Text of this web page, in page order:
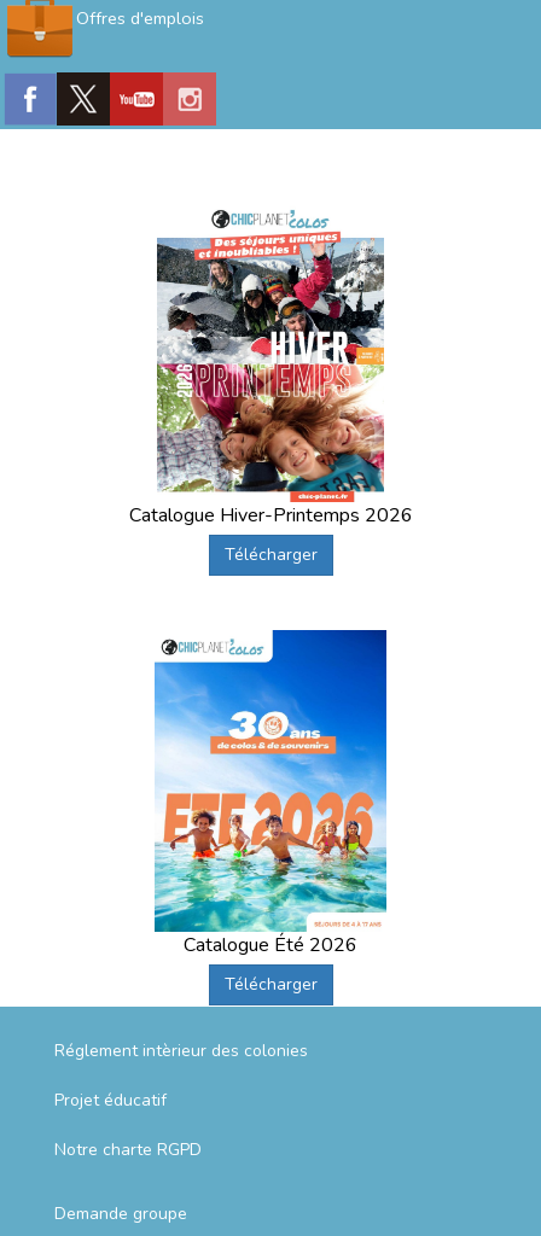
Offres d'emplois
Catalogue Hiver-Printemps 2026
Télécharger
Catalogue Été 2026
Télécharger
Réglement intèrieur des colonies
Projet éducatif
Notre charte RGPD
Demande groupe